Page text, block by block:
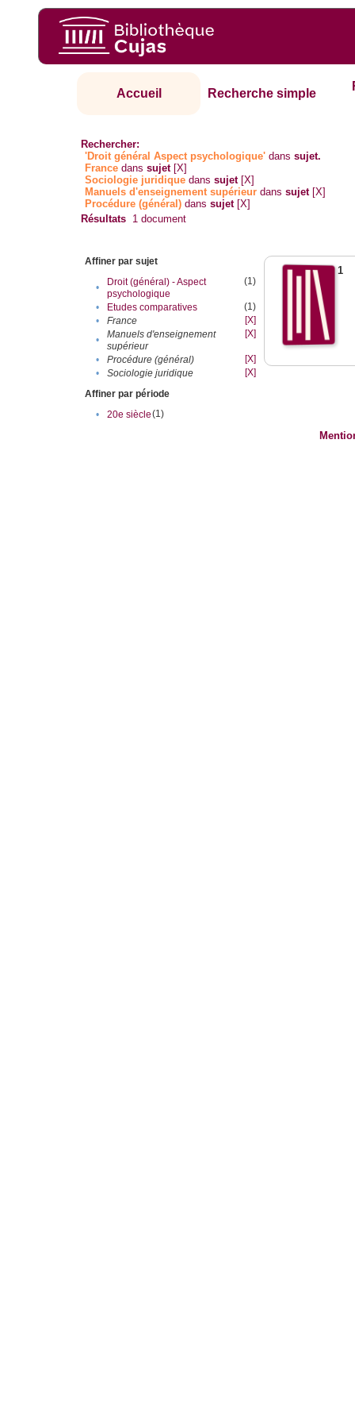
Accueil Recherche simple
Rechercher:
'Droit général Aspect psychologique' danssujet.
France danssujet [X]
Sociologie juridique danssujet [X]
Manuels d'enseignement supérieur danssujet [X]
Procédure (général) danssujet [X]
Résultats 1 document
Affiner par sujet
•
Droit (général) - Aspect
psychologique
(1)
• Etudes comparatives
(1)
•
France
[X]
•
Manuels d'enseignement
supérieur
[X]
• Procédure (général)
[X]
•
Sociologie juridique
[X]
Affiner par période
•
20e siècle(1)
1